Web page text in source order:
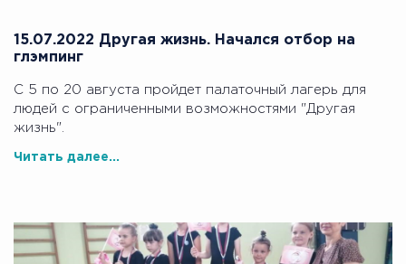
15.07.2022 Другая жизнь. Начался отбор на
глэмпинг
С 5 по 20 августа пройдет палаточный лагерь для
людей с ограниченными возможностями "Другая
жизнь".
Читать далее...